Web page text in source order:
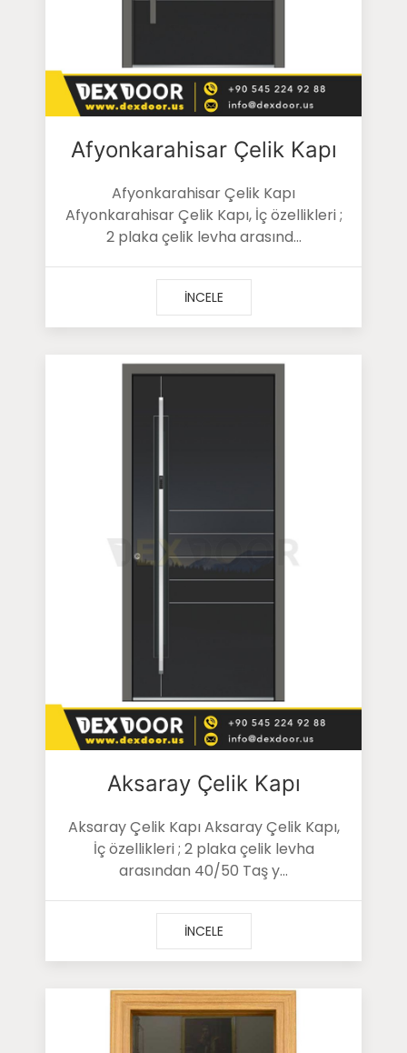
Afyonkarahisar Çelik Kapı
Afyonkarahisar Çelik Kapı
Afyonkarahisar Çelik Kapı, İç özellikleri ;
2 plaka çelik levha arasınd...
İNCELE
Aksaray Çelik Kapı
Aksaray Çelik Kapı Aksaray Çelik Kapı,
İç özellikleri ; 2 plaka çelik levha
arasından 40/50 Taş y...
İNCELE